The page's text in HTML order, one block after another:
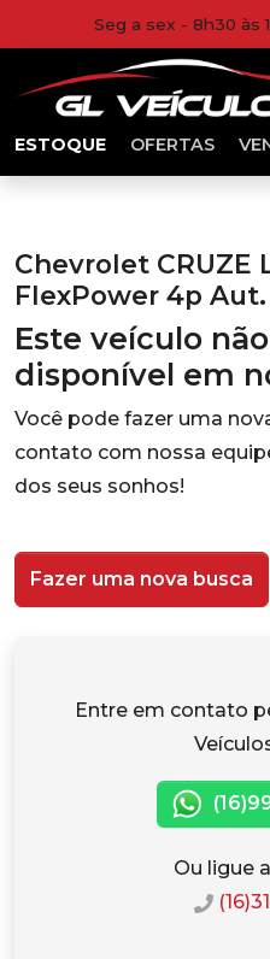
Seg a sex - 8h30 às
ESTOQUE OFERTAS
Chevrolet CRUZE
FlexPower 4p Aut.
Este veículo
disponível em
Você pode fazer uma
contato com nossa
dos seus sonhos!
Fazer uma nova busca
Entre em contato
Ou ligue